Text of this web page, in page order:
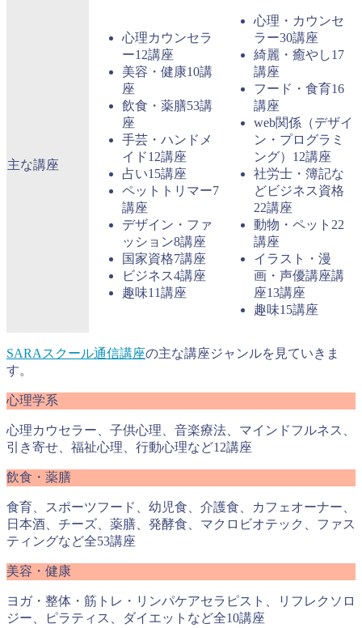
主な講座
心理カウンセラ
ー12講座
美容・健康10講
座
飲食・薬膳53講
座
手芸・ハンドメ
イド12講座
占い15講座
ペットトリマー7
講座
デザイン・ファ
ッション8講座
国家資格7講座
ビジネス4講座
趣味11講座
心理・カウンセ
ラー30講座
綺麗・癒やし17
講座
フード・食育16
講座
web関係（デザイ
ン・プログラミ
ング）12講座
社労士・簿記な
どビジネス資格
22講座
動物・ペット22
講座
イラスト・漫
画・声優講座講
座13講座
趣味15講座
SARAスクール通信講座の主な講座ジャンルを見ていきま
す。
心理学系
心理カウセラー、子供心理、音楽療法、マインドフルネス、
引き寄せ、福祉心理、行動心理など12講座
飲食・薬膳
食育、スポーツフード、幼児食、介護食、カフェオーナー、
日本酒、チーズ、薬膳、発酵食、マクロビオテック、ファス
ティングなど全53講座
美容・健康
ヨガ・整体・筋トレ・リンパケアセラピスト、リフレクソロ
ジー、ピラティス、ダイエットなど全10講座